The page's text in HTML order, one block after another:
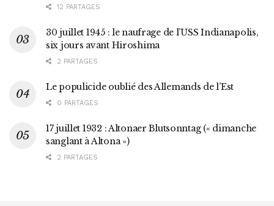
12 PARTAGES
30 juillet 1945 : le naufrage de l’USS Indianapolis,
six jours avant Hiroshima
2 PARTAGES
Le populicide oublié des Allemands de l’Est
0 PARTAGES
17 juillet 1932 : Altonaer Blutsonntag (« dimanche
sanglant à Altona »)
2 PARTAGES